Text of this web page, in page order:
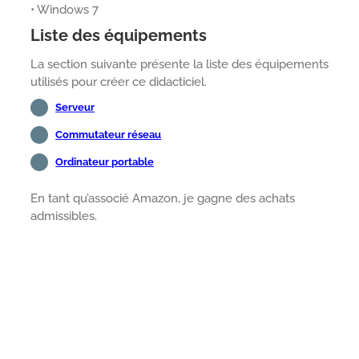
• Windows 7
Liste des équipements
La section suivante présente la liste des équipements
utilisés pour créer ce didacticiel.
Serveur
Commutateur réseau
Ordinateur portable
En tant qu’associé Amazon, je gagne des achats
admissibles.